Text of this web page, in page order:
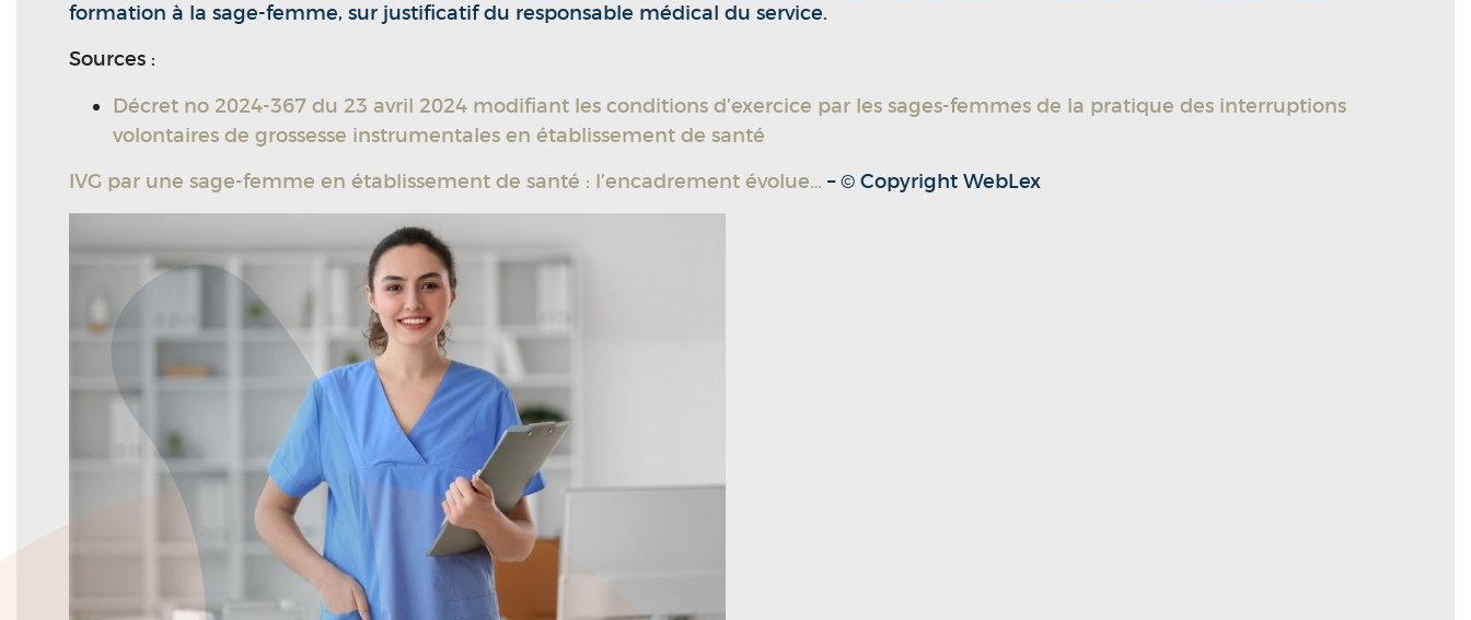
formation à la sage-femme, sur justificatif du responsable médical du service.
Sources :
Décret no 2024-367 du 23 avril 2024 modifiant les conditions d’exercice par les sages-femmes de la pratique des interruptions
volontaires de grossesse instrumentales en établissement de santé
IVG par une sage-femme en établissement de santé : l’encadrement évolue… – © Copyright WebLex